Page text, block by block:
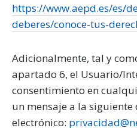
https://www.aepd.es/es/
deberes/conoce-tus-
Adicionalmente, tal y
apartado 6, el Usuario/
consentimiento en
un mensaje a la
electrónico: